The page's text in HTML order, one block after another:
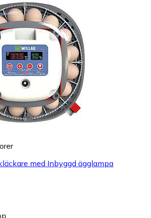
med Inbyggd ägglampa